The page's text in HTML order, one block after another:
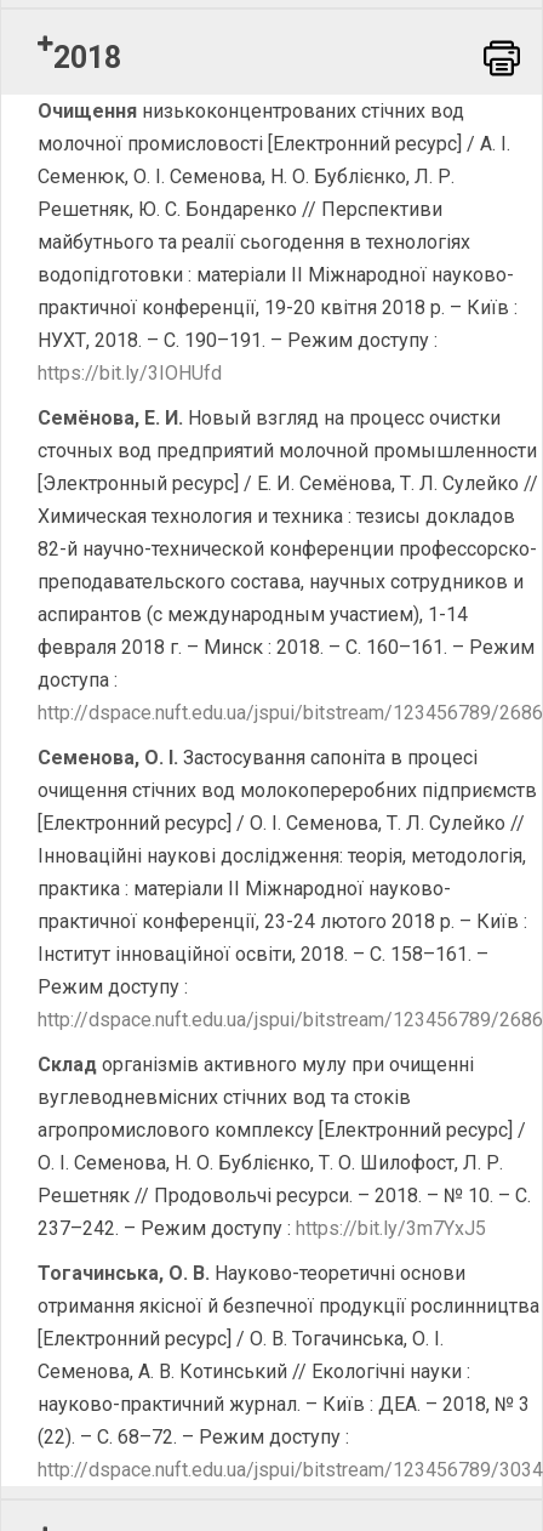
2018 Word
Очищення низькоконцентрованих стічних вод
молочної промисловості [Електронний ресурс] / А. І.
Семенюк, О. І. Семенова, Н. О. Бублієнко, Л. Р.
Решетняк, Ю. С. Бондаренко // Перспективи
майбутнього та реалії сьогодення в технологіях
водопідготовки : матеріали ІІ Міжнародної науково-
практичної конференції, 19-20 квітня 2018 р. – Київ :
НУХТ, 2018. – С. 190–191. – Режим доступу :
https://bit.ly/3IOHUfd
Семёнова, Е. И. Новый взгляд на процесс очистки
сточных вод предприятий молочной промышленности
[Электронный ресурс] / Е. И. Семёнова, Т. Л. Сулейко //
Химическая технология и техника : тезисы докладов
82-й научно-технической конференции профессорско-
преподавательского состава, научных сотрудников и
аспирантов (с международным участием), 1-14
февраля 2018 г. – Минск : 2018. – С. 160–161. – Режим
доступа :
http://dspace.nuft.edu.ua/jspui/bitstream/123456789/
Семенова, О. І. Застосування сапоніта в процесі
очищення стічних вод молокопереробних підприємств
[Електронний ресурс] / О. І. Семенова, Т. Л. Сулейко //
Інноваційні наукові дослідження: теорія, методологія,
практика : матеріали ІІ Міжнародної науково-
практичної конференції, 23-24 лютого 2018 р. – Київ :
Інститут інноваційної освіти, 2018. – С. 158–161. –
Режим доступу :
http://dspace.nuft.edu.ua/jspui/bitstream/123456789/
Склад організмів активного мулу при очищенні
вуглеводневмісних стічних вод та стоків
агропромислового комплексу [Електронний ресурс] /
О. І. Семенова, Н. О. Бублієнко, Т. О. Шилофост, Л. Р.
Решетняк // Продовольчі ресурси. – 2018. – № 10. – С.
237–242. – Режим доступу : https://bit.ly/3m7YxJ5
Тогачинська, О. В. Науково-теоретичні основи
отримання якісної й безпечної продукції рослинництва
[Електронний ресурс] / О. В. Тогачинська, О. І.
Семенова, А. В. Котинський // Екологічні науки :
науково-практичний журнал. – Київ : ДЕА. – 2018, № 3
(22). – С. 68–72. – Режим доступу :
http://dspace.nuft.edu.ua/jspui/bitstream/123456789/